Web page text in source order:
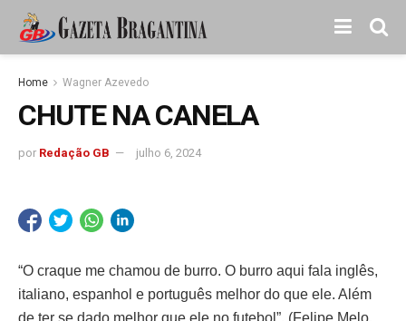
Home Wagner Azevedo
CHUTE NA CANELA
por Redação GB julho 6, 2024
“O craque me chamou de burro. O burro aqui fala inglês,
italiano, espanhol e português melhor do que ele. Além
de ter se dado melhor que ele no futebol”. (Felipe Melo,